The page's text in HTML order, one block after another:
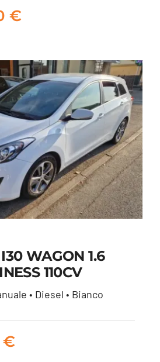
€
I30
1.6 CRDI
110CV
WAGON 1.6
110CV
• Diesel • Bianco
€